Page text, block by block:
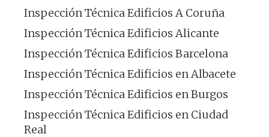
Inspección Técnica Edificios A Coruña
Inspección Técnica Edificios Alicante
Inspección Técnica Edificios Barcelona
Inspección Técnica Edificios en Albacete
Inspección Técnica Edificios en Burgos
Inspección Técnica Edificios en Ciudad
Real